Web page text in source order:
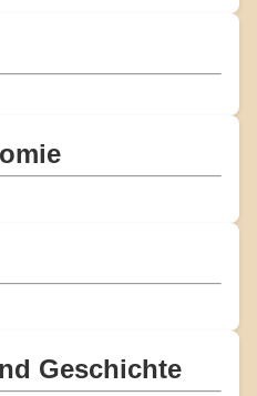
Geschichte